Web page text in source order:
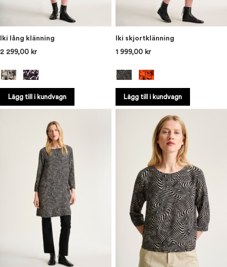
Iki lång klänning
2 299,00 kr
Lägg till i kundvagn
Iki skjortklänning
1 999,00 kr
Lägg till i kundvagn